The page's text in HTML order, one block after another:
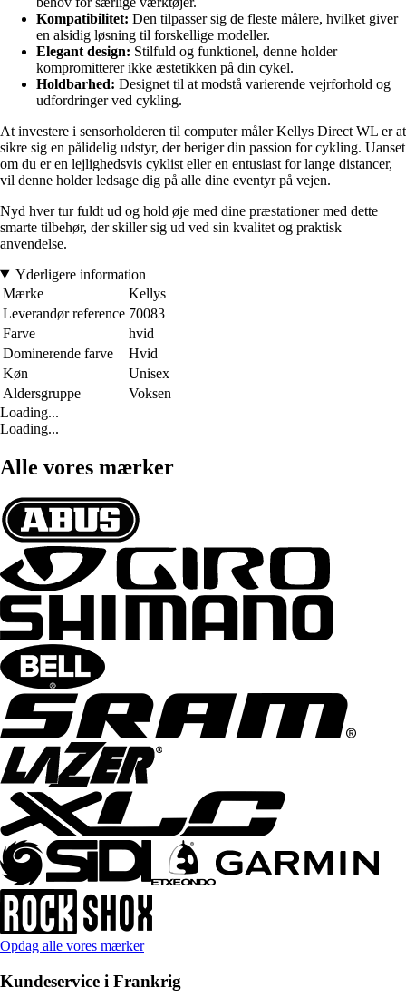
Kompatibilitet: Den tilpasser sig de fleste målere, hvilket giver
en alsidig løsning til forskellige modeller.
Elegant design: Stilfuld og funktionel, denne holder
kompromitterer ikke æstetikken på din cykel.
Holdbarhed: Designet til at modstå varierende vejrforhold og
udfordringer ved cykling.
At investere i sensorholderen til computer måler Kellys Direct WL er at
sikre sig en pålidelig udstyr, der beriger din passion for cykling. Uanset
om du er en lejlighedsvis cyklist eller en entusiast for lange distancer,
vil denne holder ledsage dig på alle dine eventyr på vejen.
Nyd hver tur fuldt ud og hold øje med dine præstationer med dette
smarte tilbehør, der skiller sig ud ved sin kvalitet og praktisk
anvendelse.
Yderligere information
Mærke
Kellys
Leverandør reference 70083
Farve
hvid
Dominerende farve
Hvid
Køn
Unisex
Aldersgruppe
Voksen
Loading...
Loading...
Alle vores mærker
Opdag alle vores mærker
Kundeservice i Frankrig